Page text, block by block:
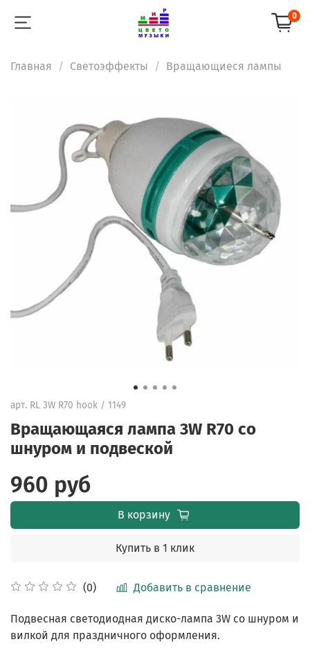
0
Главная Светоэффекты Вращающиеся лампы
арт. RL 3W R70 hook / 1149
Вращающаяся лампа 3W R70 со
шнуром и подвеской
(0) Добавить в сравнение
960 руб
В корзину
Купить в 1 клик
Подвесная светодиодная диско-лампа 3W со шнуром и
вилкой для праздничного оформления.